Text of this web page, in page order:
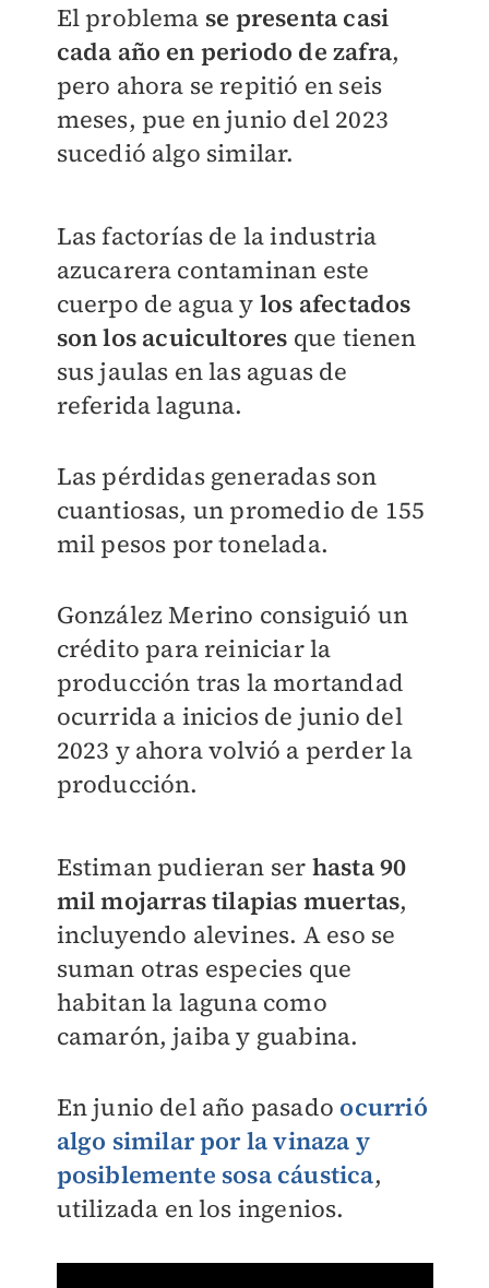
El problema se presenta casi
cada año en periodo de zafra,
pero ahora se repitió en seis
meses, pue en junio del 2023
sucedió algo similar.
Las factorías de la industria
azucarera contaminan este
cuerpo de agua y los afectados
son los acuicultores que tienen
sus jaulas en las aguas de
referida laguna.
Las pérdidas generadas son
cuantiosas, un promedio de 155
mil pesos por tonelada.
González Merino consiguió un
crédito para reiniciar la
producción tras la mortandad
ocurrida a inicios de junio del
2023 y ahora volvió a perder la
producción.
Estiman pudieran ser hasta 90
mil mojarras tilapias muertas,
incluyendo alevines. A eso se
suman otras especies que
habitan la laguna como
camarón, jaiba y guabina.
En junio del año pasado ocurrió
algo similar por la vinaza y
posiblemente sosa cáustica,
utilizada en los ingenios.